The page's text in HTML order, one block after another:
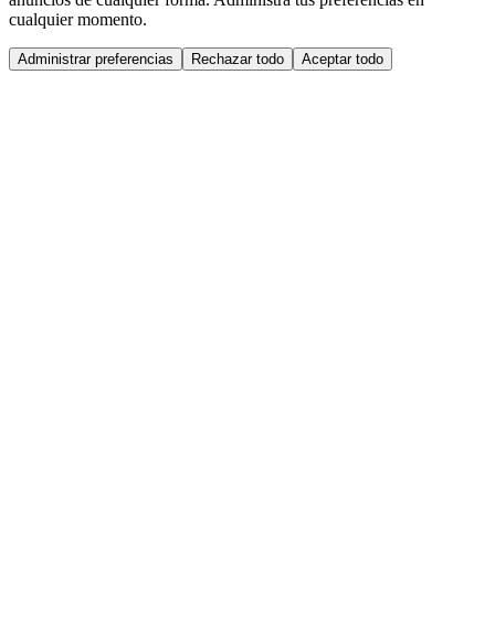
cualquier momento.
Administrar preferencias Rechazar todo Aceptar todo